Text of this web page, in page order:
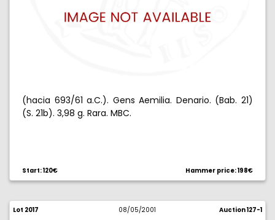
(hacia 693/61 a.C.). Gens Aemilia. Denario. (Bab. 21)
(S. 21b). 3,98 g. Rara. MBC.
Start: 120€ Hammer price: 198€
Lot 2017 08/05/2001 Auction 127-1